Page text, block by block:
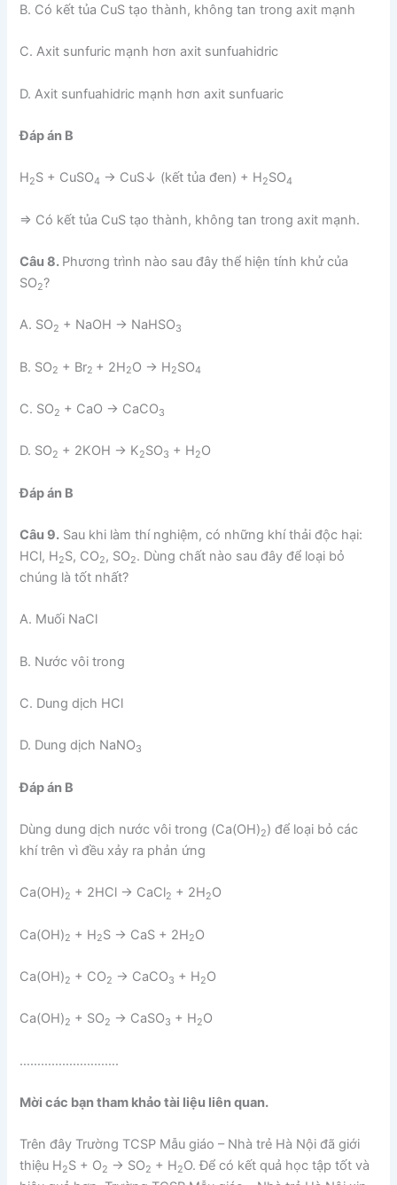
B. Có kết tủa CuS tạo thành, không tan trong axit mạnh
C. Axit sunfuric mạnh hơn axit sunfuahidric
D. Axit sunfuahidric mạnh hơn axit sunfuaric
Đáp án B
H2S + CuSO4 → CuS↓ (kết tủa đen) + H2SO4
=> Có kết tủa CuS tạo thành, không tan trong axit mạnh.
Câu 8. Phương trình nào sau đây thể hiện tính khử của
SO2?
A. SO2 + NaOH → NaHSO3
B. SO2 + Br2 + 2H2O → H2SO4
C. SO2 + CaO → CaCO3
D. SO2 + 2KOH → K2SO3 + H2O
Đáp án B
Câu 9. Sau khi làm thí nghiệm, có những khí thải độc hại:
HCl, H2S, CO2, SO2. Dùng chất nào sau đây để loại bỏ
chúng là tốt nhất?
A. Muối NaCl
B. Nước vôi trong
C. Dung dịch HCl
D. Dung dịch NaNO3
Đáp án B
Dùng dung dịch nước vôi trong (Ca(OH)2) để loại bỏ các
khí trên vì đều xảy ra phản ứng
Ca(OH)2 + 2HCl → CaCl2 + 2H2O
Ca(OH)2 + H2S → CaS + 2H2O
Ca(OH)2 + CO2 → CaCO3 + H2O
Ca(OH)2 + SO2 → CaSO3 + H2O
……………………….
Mời các bạn tham khảo tài liệu liên quan.
Trên đây Trường TCSP Mẫu giáo – Nhà trẻ Hà Nội đã giới
thiệu H2S + O2 → SO2 + H2O. Để có kết quả học tập tốt và